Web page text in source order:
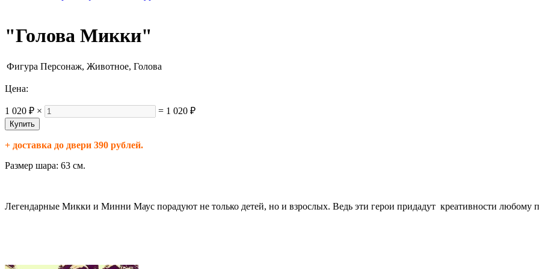
"Голова Микки"
Фигура Персонаж, Животное, Голова
Цена:
1 020 ₽ × = 1 020 ₽
+ доставка до двери 390 рублей.
Размер шара: 63 см.
Легендарные Микки и Минни Маус порадуют не только детей, но и взрослых. Ведь эти герои придадут креативности любому